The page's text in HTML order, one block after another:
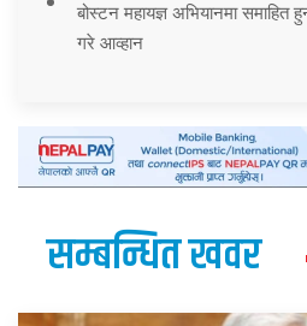
बोस्टन महायज्ञ अभियानमा
गरे आव्हान
सम्बन्धित खवर